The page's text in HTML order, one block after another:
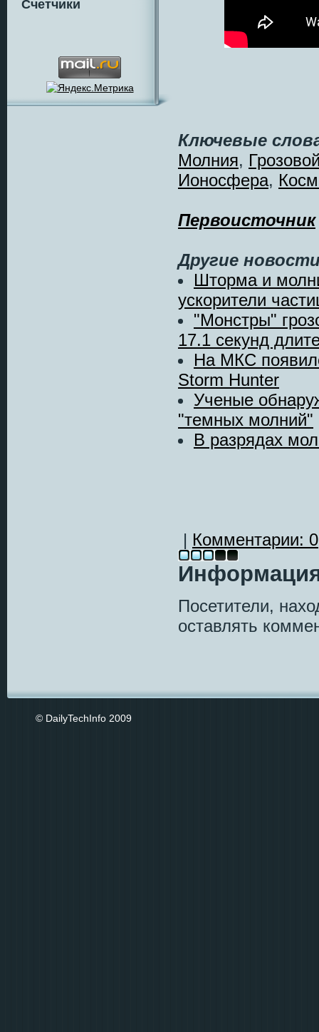
Счетчики
Ключевые
Молния,
Ионосфера,
Первоисточник
Другие
Шторма и
ускорители
"Монстры"
17.1 секунд
На МКС
Storm Hunter
Ученые
"темных молний"
В разрядах
| Комментарии: 0
Посетители,
оставлять
© DailyTechInfo 2009